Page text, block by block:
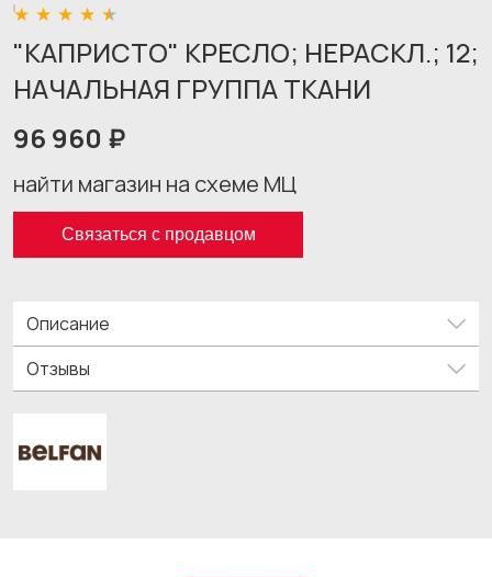
"КАПРИСТО" КРЕСЛО; НЕРАСКЛ.; 12;
НАЧАЛЬНАЯ ГРУППА ТКАНИ
96 960 ₽
найти магазин на схеме МЦ
Связаться с продавцом
Описание
Отзывы